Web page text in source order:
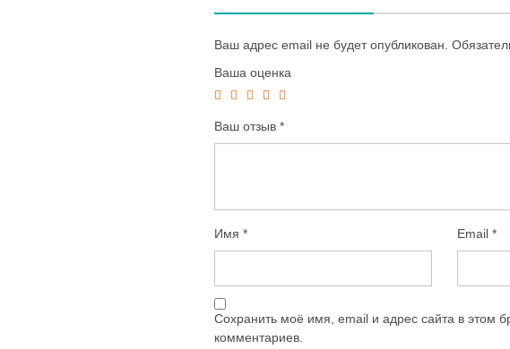
Ваш адрес email не будет опубликован.
Ваша оценка
Ваш отзыв *
Имя * Email *
Сохранить моё имя, email и адрес сайта в этом
комментариев.